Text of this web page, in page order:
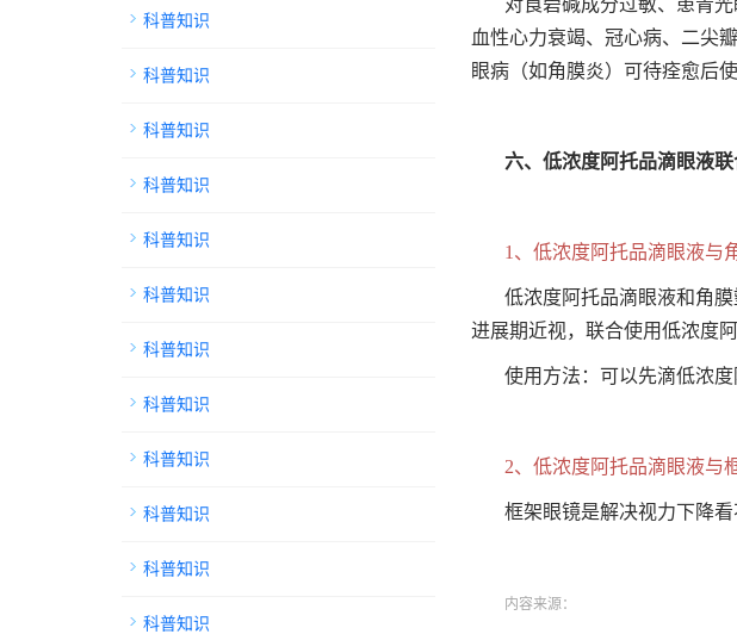
对莨菪碱成分过敏、患青
血性心力衰竭、冠心病、二尖
眼病（如角膜炎）可待痊愈后使
六、低浓度阿托品滴眼液联
1、低浓度阿托品滴眼液与
低浓度阿托品滴眼液和角
进展期近视，联合使用低浓度
使用方法：可以先滴低浓
2、低浓度阿托品滴眼液与
框架眼镜是解决视力下降
内容来源：
科普知识
科普知识
科普知识
科普知识
科普知识
科普知识
科普知识
科普知识
科普知识
科普知识
科普知识
科普知识